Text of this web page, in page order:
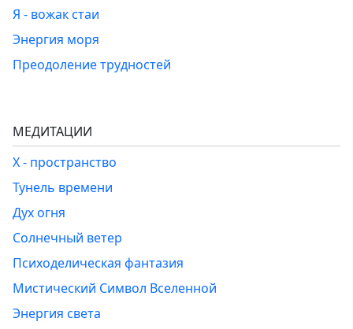
Я - вожак стаи
Энергия моря
Преодоление трудностей
МЕДИТАЦИИ
Х - пространство
Тунель времени
Дух огня
Солнечный ветер
Психоделическая фантазия
Мистический Символ Вселенной
Энергия света